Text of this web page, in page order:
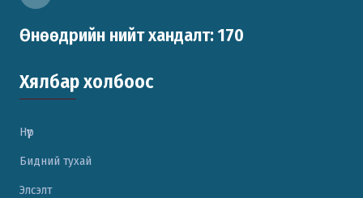
Өнөөдрийн нийт хандалт: 170
Хялбар холбоос
Нүүр
Бидний тухай
Элсэлт